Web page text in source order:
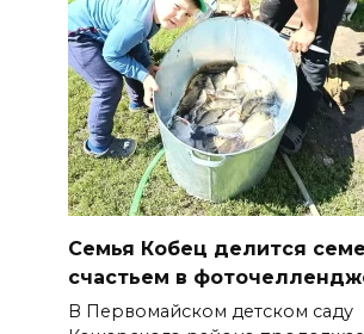
Семья Кобец делится
счастьем в
В Первомайском детском саду